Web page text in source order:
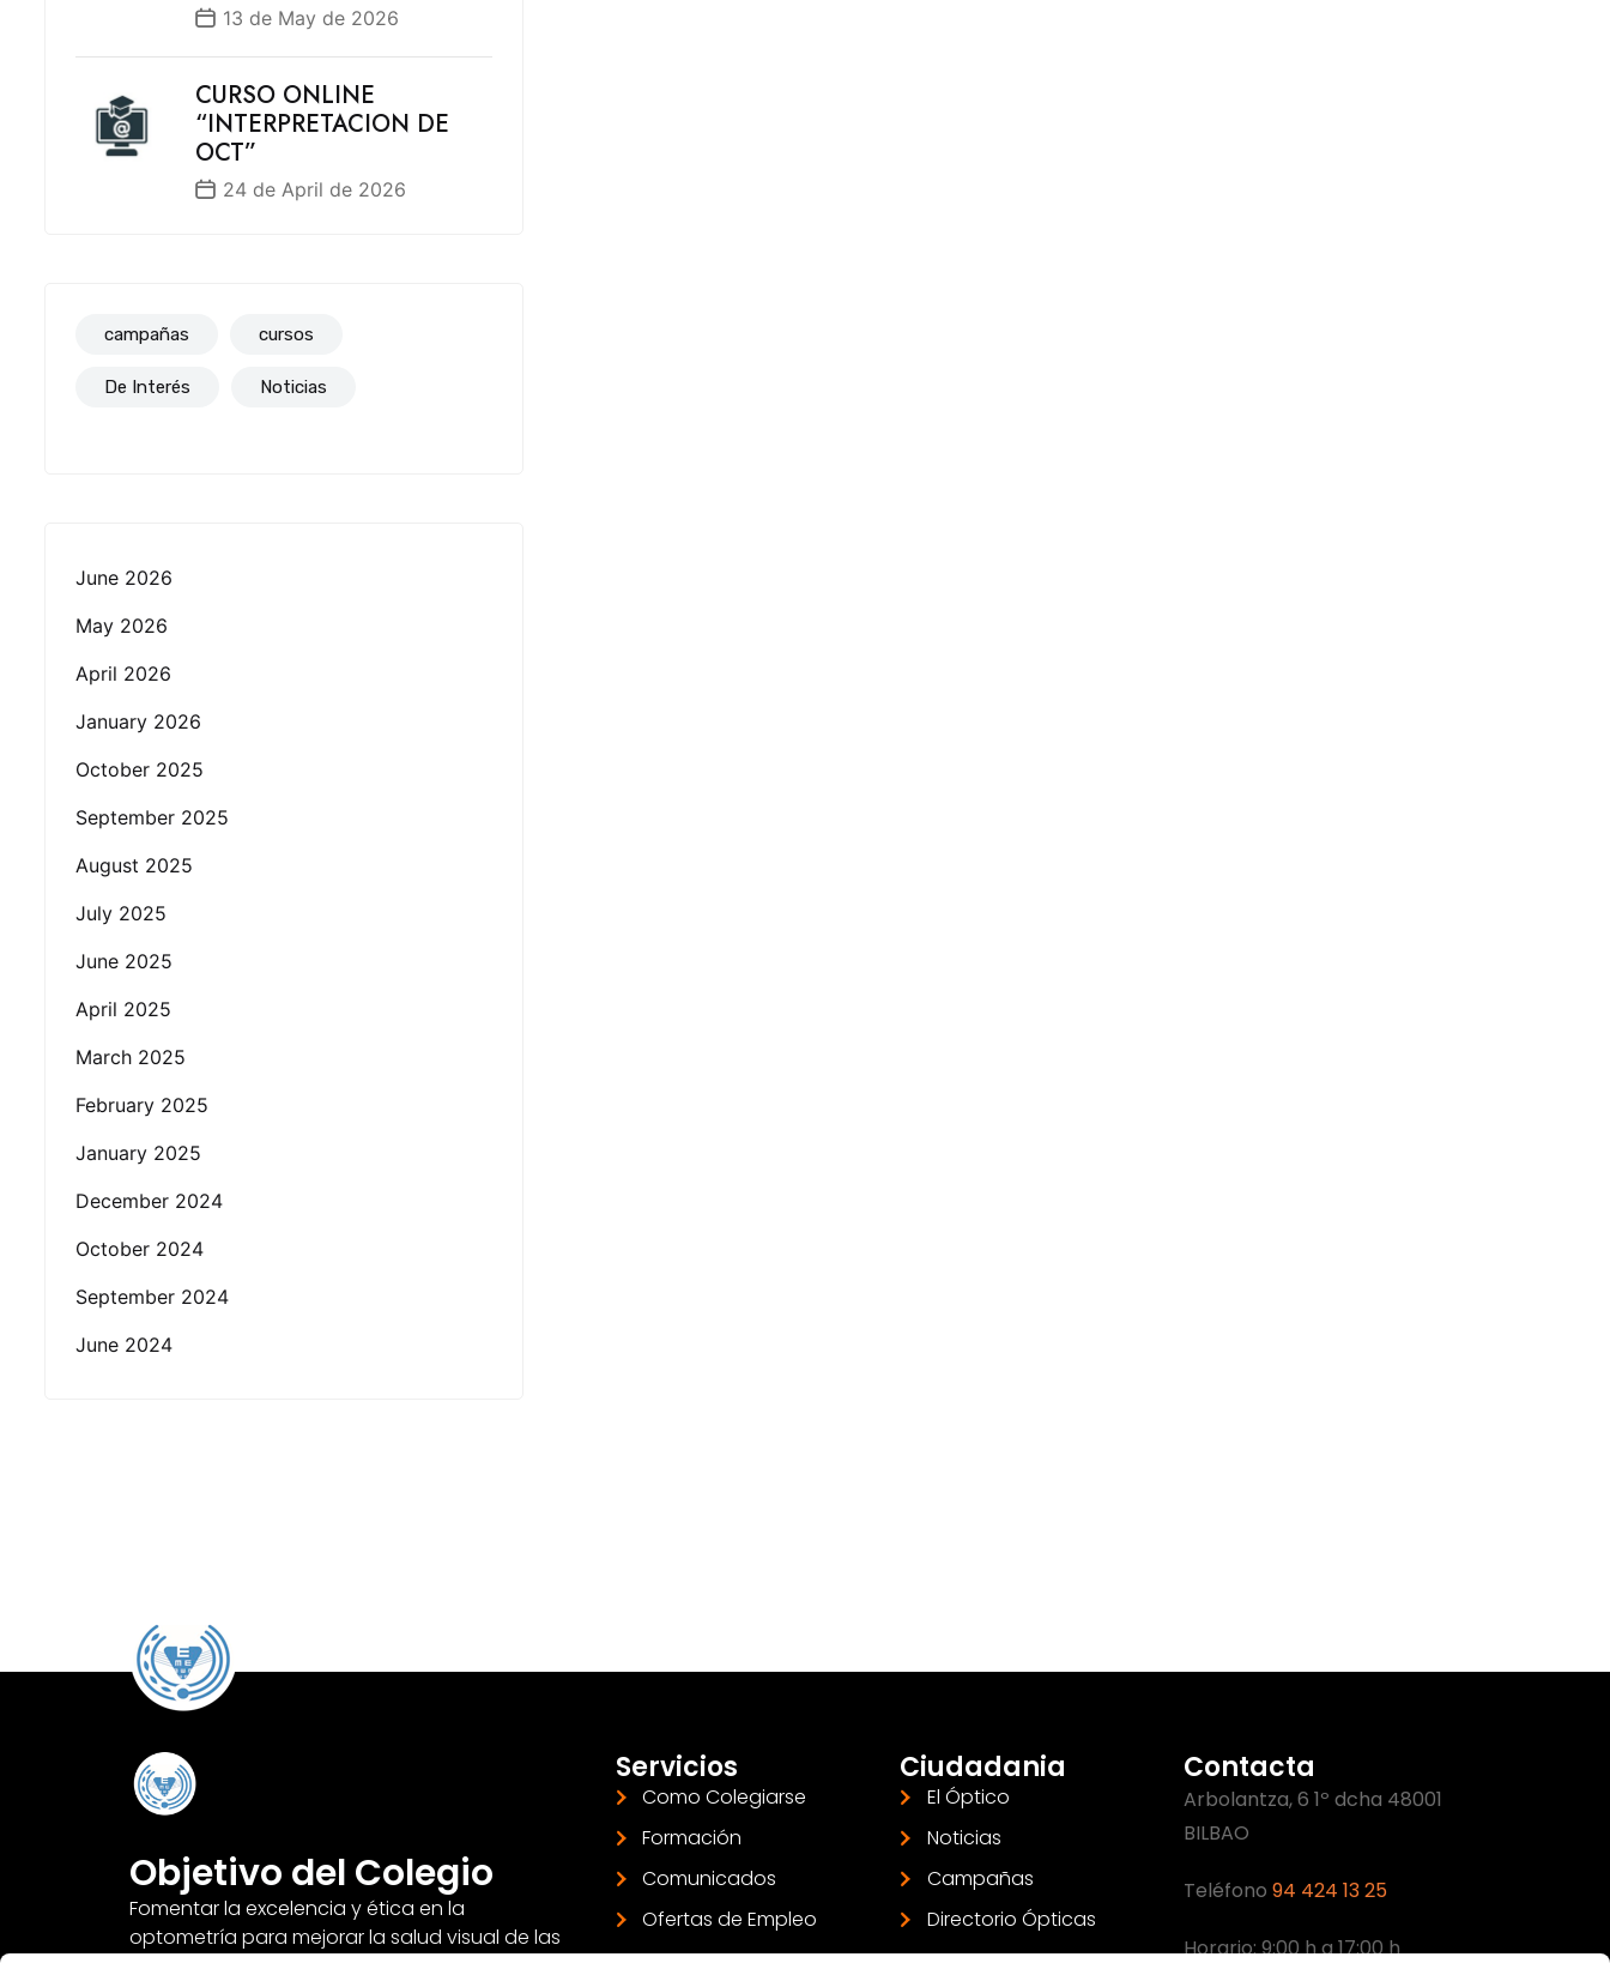
13 de May de 2026
CURSO ONLINE
“INTERPRETACION DE
OCT”
24 de April de 2026
campañas cursos
De Interés Noticias
June 2026
May 2026
April 2026
January 2026
October 2025
September 2025
August 2025
July 2025
June 2025
April 2025
March 2025
February 2025
January 2025
December 2024
October 2024
September 2024
June 2024
Objetivo del Colegio
Fomentar la excelencia y ética en la
optometría para mejorar la salud visual de las
Servicios
Como Colegiarse
Formación
Comunicados
Ofertas de Empleo
Ciudadania
El Óptico
Noticias
Campañas
Directorio Ópticas
Contacta
Arbolantza, 6 1º dcha 48001
BILBAO
Teléfono94 424 13 25
Horario: 9:00 h a 17:00 h